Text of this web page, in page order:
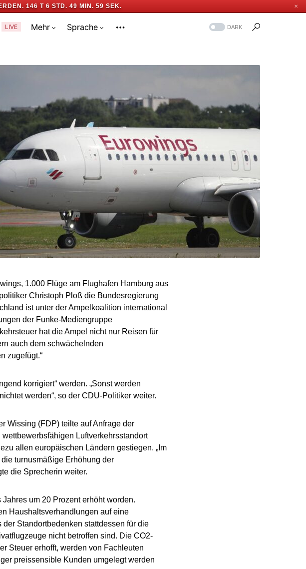
146 T 6 STD. 49 MIN. 58 SEK. ✕
LIVE Mehr Sprache DARK
1.000 Flüge am Flughafen Hamburg aus
Christoph Ploß die Bundesregierung
ist unter der Ampelkoalition international
der Funke-Mediengruppe
hat die Ampel nicht nur Reisen für
auch dem schwächelnden
zugefügt.“
korrigiert“ werden. „Sonst werden
werden“, so der CDU-Politiker weiter.
Wissing (FDP) teilte auf Anfrage der
Luftverkehrsstandort
allen europäischen Ländern gestiegen. „Im
turnusmäßige Erhöhung der
die Sprecherin weiter.
um 20 Prozent erhöht worden.
Haushaltsverhandlungen auf eine
Standortbedenken stattdessen für die
nicht betroffen sind. Die CO2-
Steuer erhofft, werden von Fachleuten
preissensible Kunden umgelegt werden